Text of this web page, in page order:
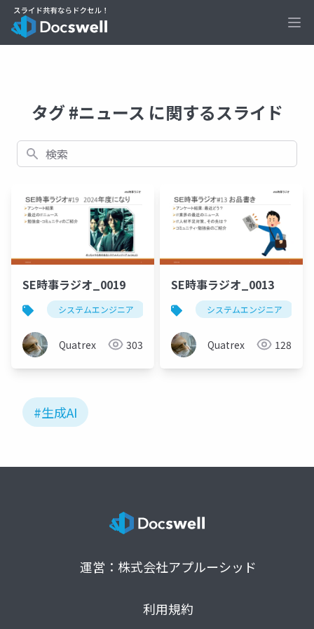
タグ #ニュース に関するスライド
検索
SE時事ラジオ_0019
システムエンジニア 時事 生成ai
Quatrex 303
SE時事ラジオ_0013
システムエンジニア
Quatrex 128
#生成AI
運営：株式会社アプルーシッド
利用規約